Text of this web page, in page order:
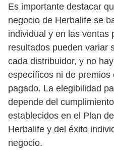
Es importante destacar
negocio de Herbalife se
individual y en las ventas
resultados pueden variar
cada distribuidor, y no
específicos ni de
pagado. La elegibilidad
depende del
establecidos en el Plan
Herbalife y del éxito
negocio.